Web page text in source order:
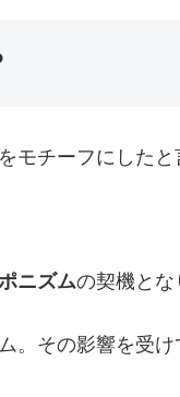
をモチーフにしたと
ニズムの契機とな
。その影響を受け